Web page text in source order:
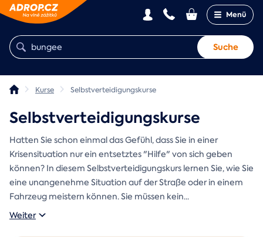
Menü
Suche
Kurse Selbstverteidigungskurse
Selbstverteidigungskurse
Hatten Sie schon einmal das Gefühl, dass Sie in einer
Krisensituation nur ein entsetztes "Hilfe" von sich geben
können? In diesem Selbstverteidigungskurs lernen Sie, wie Sie
eine unangenehme Situation auf der Straße oder in einem
Fahrzeug meistern können. Sie müssen kein...
Weiter